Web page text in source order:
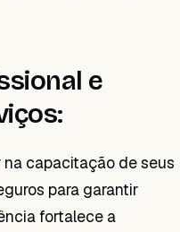
e
capacitação de seus
para garantir
fortalece a